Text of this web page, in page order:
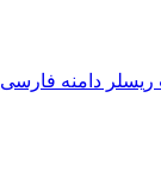
دامنه فارسی